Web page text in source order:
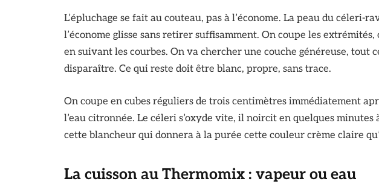
L’épluchage se fait au couteau, pas à l’économe. La peau du céleri-
l’économe glisse sans retirer suffisamment. On coupe les
en suivant les courbes. On va chercher une couche généreuse, tout
disparaître. Ce qui reste doit être blanc, propre, sans trace.
On coupe en cubes réguliers de trois centimètres immédiatement
l’eau citronnée. Le céleri s’oxyde vite, il noircit en quelques minutes
cette blancheur qui donnera à la purée cette couleur crème claire
La cuisson au Thermomix : vapeur ou eau